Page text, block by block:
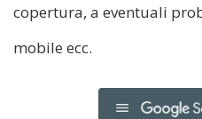
copertura, a eventuali
mobile ecc.